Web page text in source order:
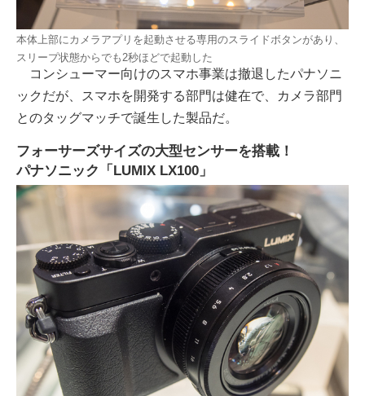
本体上部にカメラアプリを起動させる専用のスライドボタンがあり、
スリープ状態からでも2秒ほどで起動した
コンシューマー向けのスマホ事業は撤退したパナソニ
ックだが、スマホを開発する部門は健在で、カメラ部門
とのタッグマッチで誕生した製品だ。
フォーサーズサイズの大型センサーを搭載！
パナソニック「LUMIX LX100」